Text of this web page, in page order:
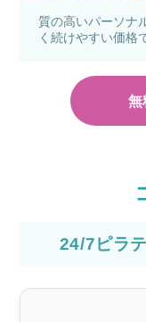
質の高いパーソナ
く続けやすい価格
無
24/7ピラ